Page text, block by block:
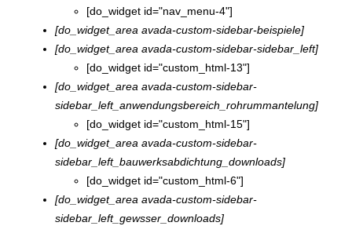
[do_widget id="nav_menu-4"]
[do_widget_area avada-custom-sidebar-beispiele]
[do_widget_area avada-custom-sidebar-sidebar_left]
[do_widget id="custom_html-13"]
[do_widget_area avada-custom-sidebar-
sidebar_left_anwendungsbereich_rohrummantelung]
[do_widget id="custom_html-15"]
[do_widget_area avada-custom-sidebar-
sidebar_left_bauwerksabdichtung_downloads]
[do_widget id="custom_html-6"]
[do_widget_area avada-custom-sidebar-
sidebar_left_gewsser_downloads]